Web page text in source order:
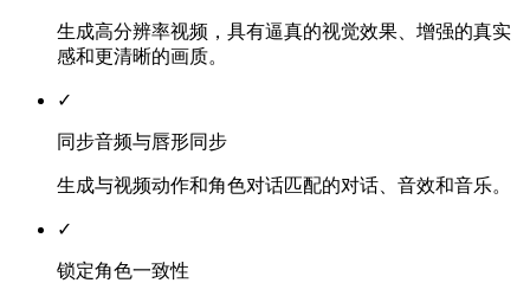
生成高分辨率视频，具有逼真的视觉效果、增强的真实
感和更清晰的画质。
✓
同步音频与唇形同步
生成与视频动作和角色对话匹配的对话、音效和音乐。
✓
锁定角色一致性